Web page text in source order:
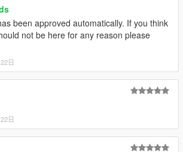
been approved automatically. If you think
not be here for any reason please
日
日